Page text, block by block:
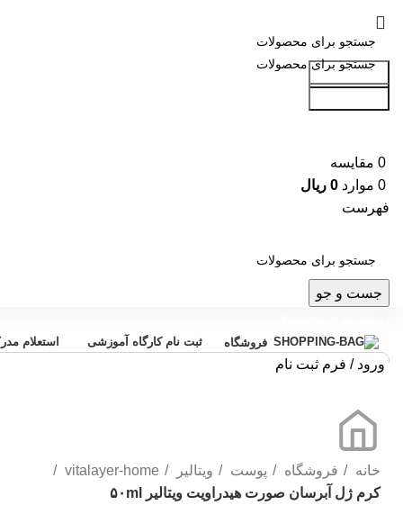
جست و جو
0 مقایسه
0 موارد 0 ریال
فهرست
جست و جو
فروشگاه ثبت نام کارگاه آموزشی استعلام
ورود / فرم ثبت نام
خانه فروشگاه پوست ویتالیر
vitalayer-home
کرم ژل آبرسان صورت هیدراویت ویتالیر ۵۰ml